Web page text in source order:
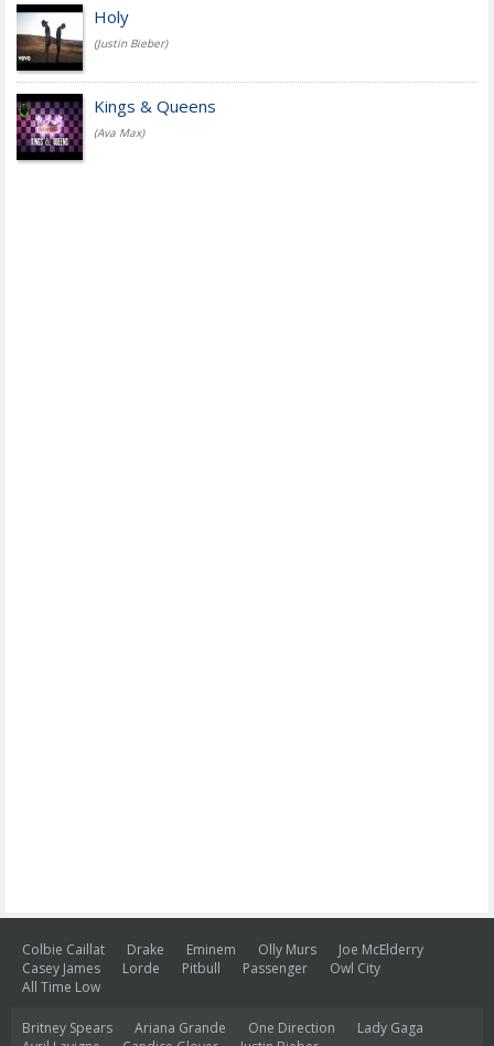
Holy
(Justin Bieber)
Kings & Queens
(Ava Max)
Colbie Caillat Drake Eminem Olly Murs
Joe McElderry
Casey James
Lorde Pitbull Passenger
Owl City
All Time Low
Britney Spears Ariana Grande One Direction
Lady Gaga